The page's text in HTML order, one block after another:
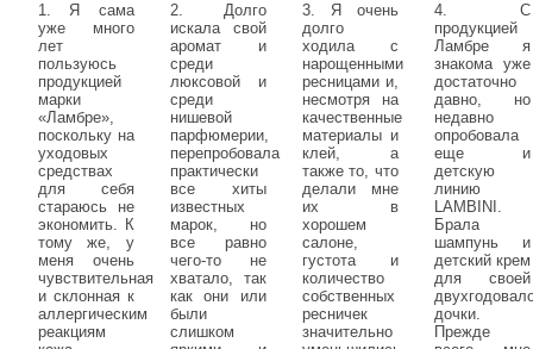
1. Я сама
уже много
лет
пользуюсь
продукцией
марки
«Ламбре»,
поскольку на
уходовых
средствах
для себя
стараюсь не
экономить. К
тому же, у
меня очень
чувствительная
и склонная к
аллергическим
реакциям
2. Долго
искала свой
аромат и
среди
люксовой и
среди
нишевой
парфюмерии,
перепробовала
практически
все хиты
известных
марок, но
все равно
чего-то не
хватало, так
как они или
были
слишком
3. Я очень
долго
ходила с
нарощенными
ресницами и,
несмотря на
качественные
материалы и
клей, а
также то, что
делали мне
их в
хорошем
салоне,
густота и
количество
собственных
ресничек
значительно
4. С
продукцией
Ламбре я
знакома уже
достаточно
давно, но
недавно
опробовала
еще и
детскую
линию
LAMBINI.
Брала
шампунь и
детский крем
для своей
дочки.
Прежде